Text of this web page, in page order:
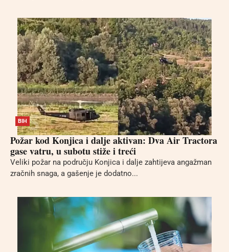
BIH
Požar kod Konjica i dalje aktivan: Dva Air Tractora
gase vatru, u subotu stiže i treći
Veliki požar na području Konjica i dalje zahtijeva angažman
zračnih snaga, a gašenje je dodatno...